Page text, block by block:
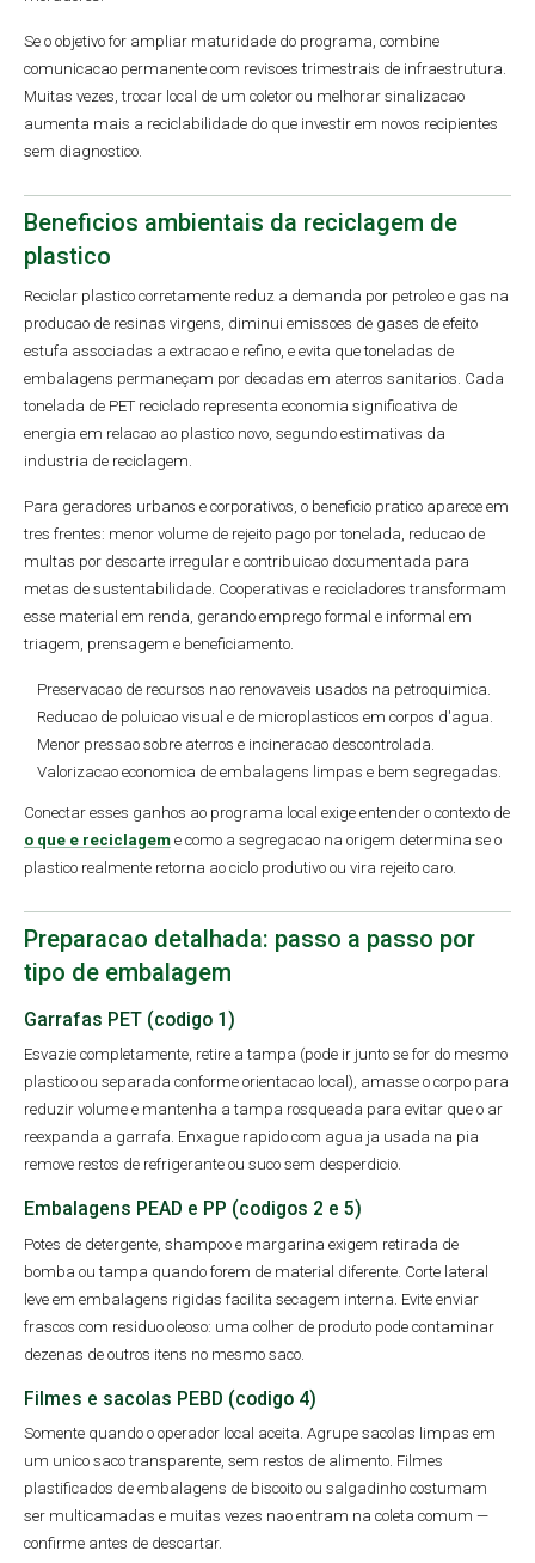
Se o objetivo for ampliar maturidade do programa, combine
comunicacao permanente com revisoes trimestrais de infraestrutura.
Muitas vezes, trocar local de um coletor ou melhorar sinalizacao
aumenta mais a reciclabilidade do que investir em novos recipientes
sem diagnostico.
Beneficios ambientais da reciclagem de
plastico
Reciclar plastico corretamente reduz a demanda por petroleo e gas na
producao de resinas virgens, diminui emissoes de gases de efeito
estufa associadas a extracao e refino, e evita que toneladas de
embalagens permaneçam por decadas em aterros sanitarios. Cada
tonelada de PET reciclado representa economia significativa de
energia em relacao ao plastico novo, segundo estimativas da
industria de reciclagem.
Para geradores urbanos e corporativos, o beneficio pratico aparece em
tres frentes: menor volume de rejeito pago por tonelada, reducao de
multas por descarte irregular e contribuicao documentada para
metas de sustentabilidade. Cooperativas e recicladores transformam
esse material em renda, gerando emprego formal e informal em
triagem, prensagem e beneficiamento.
Preservacao de recursos nao renovaveis usados na petroquimica.
Reducao de poluicao visual e de microplasticos em corpos d'agua.
Menor pressao sobre aterros e incineracao descontrolada.
Valorizacao economica de embalagens limpas e bem segregadas.
Conectar esses ganhos ao programa local exige entender o contexto de
o que e reciclagem e como a segregacao na origem determina se o
plastico realmente retorna ao ciclo produtivo ou vira rejeito caro.
Preparacao detalhada: passo a passo por
tipo de embalagem
Garrafas PET (codigo 1)
Esvazie completamente, retire a tampa (pode ir junto se for do mesmo
plastico ou separada conforme orientacao local), amasse o corpo para
reduzir volume e mantenha a tampa rosqueada para evitar que o ar
reexpanda a garrafa. Enxague rapido com agua ja usada na pia
remove restos de refrigerante ou suco sem desperdicio.
Embalagens PEAD e PP (codigos 2 e 5)
Potes de detergente, shampoo e margarina exigem retirada de
bomba ou tampa quando forem de material diferente. Corte lateral
leve em embalagens rigidas facilita secagem interna. Evite enviar
frascos com residuo oleoso: uma colher de produto pode contaminar
dezenas de outros itens no mesmo saco.
Filmes e sacolas PEBD (codigo 4)
Somente quando o operador local aceita. Agrupe sacolas limpas em
um unico saco transparente, sem restos de alimento. Filmes
plastificados de embalagens de biscoito ou salgadinho costumam
ser multicamadas e muitas vezes nao entram na coleta comum —
confirme antes de descartar.